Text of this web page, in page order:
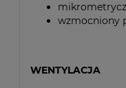
wzmocniony
WENTYLACJA